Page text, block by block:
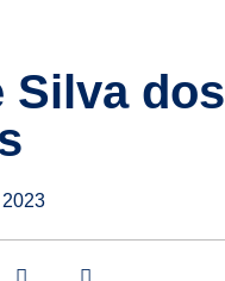
Silva dos